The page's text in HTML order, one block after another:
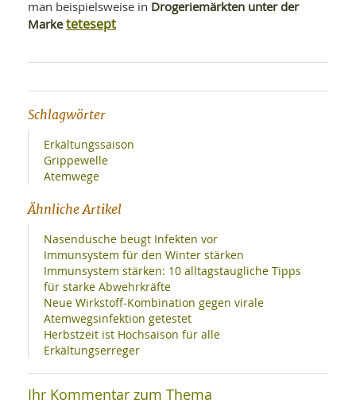
man beispielsweise in Drogeriemärkten unter der
Marketetesept
Schlagwörter
Erkältungssaison
Grippewelle
Atemwege
Ähnliche Artikel
Nasendusche beugt Infekten vor
Immunsystem für den Winter stärken
Immunsystem stärken: 10 alltagstaugliche Tipps
für starke Abwehrkräfte
Neue Wirkstoff-Kombination gegen virale
Atemwegsinfektion getestet
Herbstzeit ist Hochsaison für alle
Erkältungserreger
Ihr Kommentar zum Thema